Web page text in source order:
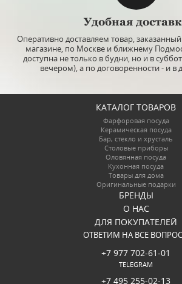
Удобная
Оперативно доставляем товар,
магазине, по Москве и ближнему
доступна не только в будни, но и в
вечером), а по договоренности - и в
КАТАЛОГ ТОВАРОВ
Фарфоровая посуда
Керамическая посуда
Бар, стекло и хрусталь
Столовые приборы
Оловянная посуда
Кухонная посуда
Товары для дома
Оригинальные подарки
БРЕНДЫ
О НАС
ДЛЯ ПОКУПАТЕЛЕЙ
ОТВЕТИМ НА ВСЕ
+7 977 702-61-01
TELEGRAM
+7 495 255-02-13